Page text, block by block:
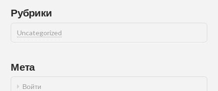
Рубрики
Uncategorized
Мета
Войти